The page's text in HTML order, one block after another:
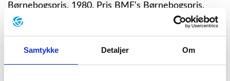
Samtykke Detaljer Om
Børnebogspris, 1980. Pris BMF's Børnebogspris,
1981. Dansk Forfatterforenings H.C. Andersen
Legat, 1982. IBBY. Certificate of Honour, 1982.
Forfatterpris, 1983. Dansk Forfatterforenings børn-